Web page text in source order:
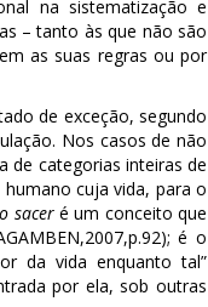
na sistematização e
– tanto às que não são
as suas regras ou por
de exceção, segundo
Nos casos de não
de categorias inteiras de
cuja vida, para o
sacer é um conceito que
é o
da vida enquanto tal”
por ela, sob outras